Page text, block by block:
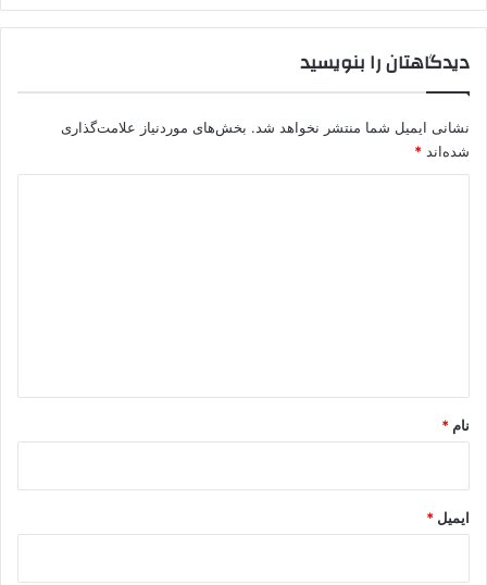
دیدگاهتان را بنویسید
نشانی ایمیل شما منتشر نخواهد شد. بخش‌های موردنیاز علامت‌گذاری
شده‌اند *
نام *
ایمیل *